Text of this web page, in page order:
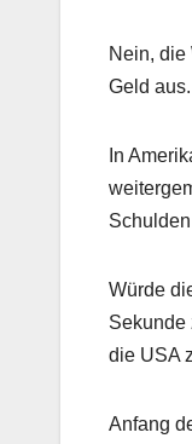
Nein, die
Geld
In
Würde
Sekunde
die USA
Anfang